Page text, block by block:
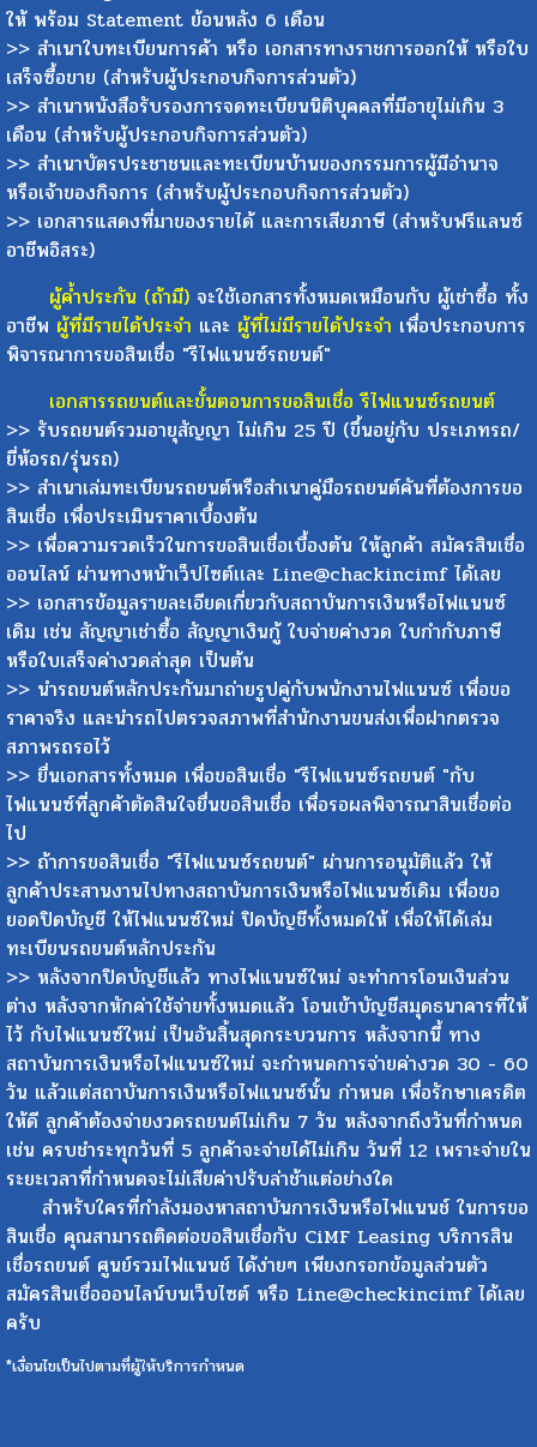
ให้ พร้อม Statement ย้อนหลัง 6 เดือน
>> สำเนาใบทะเบียนการค้า หรือ เอกสารทางราชการออกให้ หรือใบ
เสร็จซื้อขาย (สำหรับผู้ประกอบกิจการส่วนตัว)
>> สำเนาหนังสือรับรองการจดทะเบียนนิติบุคคลที่มีอายุไม่เกิน 3
เดือน (สำหรับผู้ประกอบกิจการส่วนตัว)
>> สำเนาบัตรประชาชนและทะเบียนบ้านของกรรมการผู้มีอำนาจ
หรือเจ้าของกิจการ (สำหรับผู้ประกอบกิจการส่วนตัว)
>> เอกสารแสดงที่มาของรายได้ และการเสียภาษี (สำหรับฟรีแลนซ์
อาชีพอิสระ)
ผู้ค้ำประกัน (ถ้ามี) จะใช้เอกสารทั้งหมดเหมือนกับ ผู้เช่าซื้อ ทั้ง
อาชีพ ผู้ที่มีรายได้ประจำ และ ผู้ที่ไม่มีรายได้ประจำ เพื่อประกอบการ
พิจารณาการขอสินเชื่อ "รีไฟแนนซ์รถยนต์"
เอกสารรถยนต์และขั้นตอนการขอสินเชื่อ รีไฟแนนซ์รถยนต์
>> รับรถยนต์รวมอายุสัญญา ไม่เกิน 25 ปี (ขึ้นอยู่กับ ประเภทรถ/
ยี่ห้อรถ/รุ่นรถ)
>> สำเนาเล่มทะเบียนรถยนต์หรือสำเนาคู่มือรถยนต์คันที่ต้องการขอ
สินเชื่อ เพื่อประเมินราคาเบื้องต้น
>> เพื่อความรวดเร็วในการขอสินเชื่อเบื้องต้น ให้ลูกค้า สมัครสินเชื่อ
ออนไลน์ ผ่านทางหน้าเว็ปไซต์เเละ Line@chackincimf ได้เลย
>> เอกสารข้อมูลรายละเอียดเกี่ยวกับสถาบันการเงินหรือไฟแนนซ์
เดิม เช่น สัญญาเช่าซื้อ สัญญาเงินกู้ ใบจ่ายค่างวด ใบกำกับภาษี
หรือใบเสร็จค่างวดล่าสุด เป็นต้น
>> นำรถยนต์หลักประกันมาถ่ายรูปคู่กับพนักงานไฟแนนซ์ เพื่อขอ
ราคาจริง และนำรถไปตรวจสภาพที่สำนักงานขนส่งเพื่อฝากตรวจ
สภาพรถรอไว้
>> ยื่นเอกสารทั้งหมด เพื่อขอสินเชื่อ "รีไฟแนนซ์รถยนต์ "กับ
ไฟแนนซ์ที่ลูกค้าตัดสินใจยื่นขอสินเชื่อ เพื่อรอผลพิจารณาสินเชื่อต่อ
ไป
>> ถ้าการขอสินเชื่อ "รีไฟแนนซ์รถยนต์" ผ่านการอนุมัติแล้ว ให้
ลูกค้าประสานงานไปทางสถาบันการเงินหรือไฟแนนซ์เดิม เพื่อขอ
ยอดปิดบัญชี ให้ไฟแนนซ์ใหม่ ปิดบัญชีทั้งหมดให้ เพื่อให้ได้เล่ม
ทะเบียนรถยนต์หลักประกัน
>> หลังจากปิดบัญชีแล้ว ทางไฟแนนซ์ใหม่ จะทำการโอนเงินส่วน
ต่าง หลังจากหักค่าใช้จ่ายทั้งหมดแล้ว โอนเข้าบัญชีสมุดธนาคารที่ให้
ไว้ กับไฟแนนซ์ใหม่ เป็นอันสิ้นสุดกระบวนการ หลังจากนี้ ทาง
สถาบันการเงินหรือไฟแนนซ์ใหม่ จะกำหนดการจ่ายค่างวด 30 - 60
วัน แล้วแต่สถาบันการเงินหรือไฟแนนซ์นั้น กำหนด เพื่อรักษาเครดิต
ให้ดี ลูกค้าต้องจ่ายงวดรถยนต์ไม่เกิน 7 วัน หลังจากถึงวันที่กำหนด
เช่น ครบชำระทุกวันที่ 5 ลูกค้าจะจ่ายได้ไม่เกิน วันที่ 12 เพราะจ่ายใน
ระยะเวลาที่กำหนดจะไม่เสียค่าปรับล่าช้าแต่อย่างใด
สำหรับใครที่กำลังมองหาสถาบันการเงินหรือไฟแนนช์ ในการขอ
สินเชื่อ คุณสามารถติดต่อขอสินเชื่อกับ CiMF Leasing บริการสิน
เชื่อรถยนต์ ศูนย์รวมไฟแนนช์ ได้ง่ายๆ เพียงกรอกข้อมูลส่วนตัว
สมัครสินเชื่อออนไลน์บนเว็บไซต์ หรือ Line@checkincimf ได้เลย
ครับ
*เงื่อนไขเป็นไปตามที่ผู้ให้บริการกำหนด